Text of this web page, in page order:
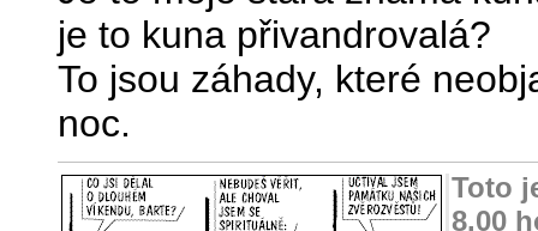
je to kuna přivandrovalá?
To jsou záhady, které
noc.
Toto
8.00